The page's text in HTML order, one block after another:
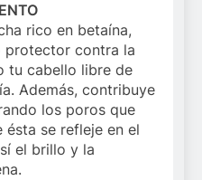
rico en betaína,
protector contra la
tu cabello libre de
Además, contribuye
los poros que
se refleje en el
el brillo y la